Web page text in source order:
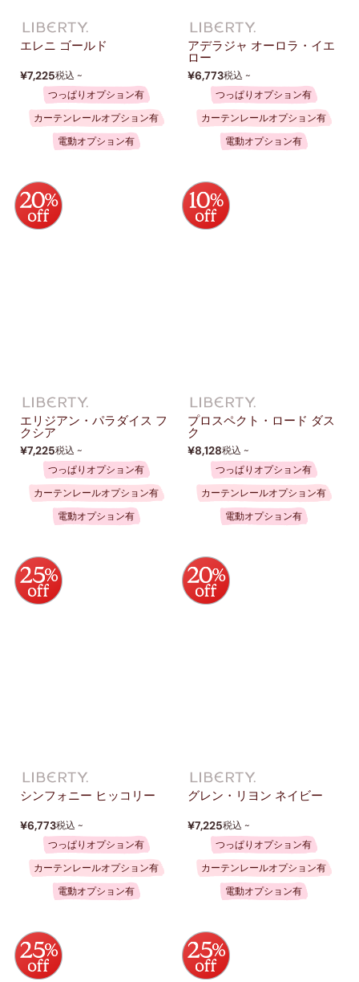
エレニ ゴールド
¥7,225税込 ~
つっぱりオプション有
カーテンレールオプション有
電動オプション有
アデラジャ オーロラ・イエ
ロー
¥6,773税込 ~
つっぱりオプション有
カーテンレールオプション有
電動オプション有
エリジアン・パラダイス フ
クシア
¥7,225税込 ~
つっぱりオプション有
カーテンレールオプション有
電動オプション有
プロスペクト・ロード ダス
ク
¥8,128税込 ~
つっぱりオプション有
カーテンレールオプション有
電動オプション有
シンフォニー ヒッコリー
¥6,773税込 ~
つっぱりオプション有
カーテンレールオプション有
電動オプション有
グレン・リヨン ネイビー
¥7,225税込 ~
つっぱりオプション有
カーテンレールオプション有
電動オプション有